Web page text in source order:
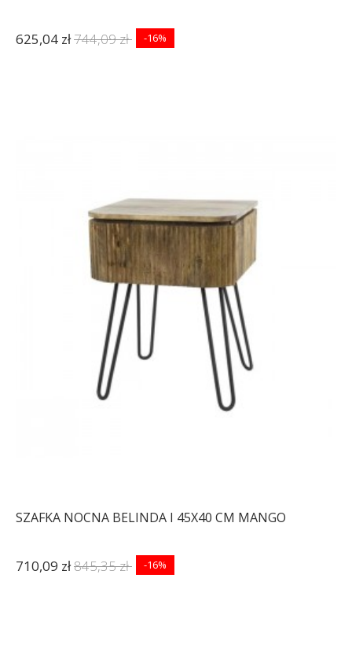
625,04 zł744,09 zł -16%
SZAFKA NOCNA BELINDA I 45X40 CM MANGO
710,09 zł845,35 zł -16%